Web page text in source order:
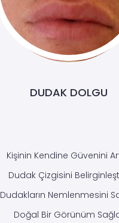
DUDAK DOLGU
Kişinin Kendine Güvenini
Dudak Çizgisini
Dudakların Nemlenmesini
Doğal Bir Görünüm